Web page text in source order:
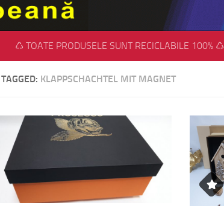
♺ TOATE PRODUSELE SUNT RECICLABILE 100% ♺
TAGGED: KLAPPSCHACHTEL MIT MAGNET